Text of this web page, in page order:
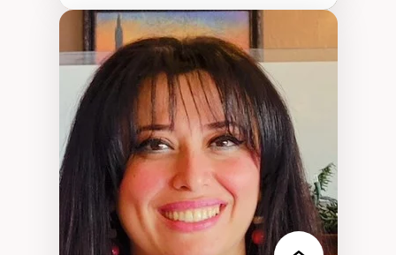
Expertises
Les apports pédagogiques des théories de
l'affect, du posthumanisme, du féminisme
dans l'éducation aux sciences
L'apprentissage des sciences/STIM dans une
perspective socioécologique de care
L’insertion professionnelle des
enseignant.e.s